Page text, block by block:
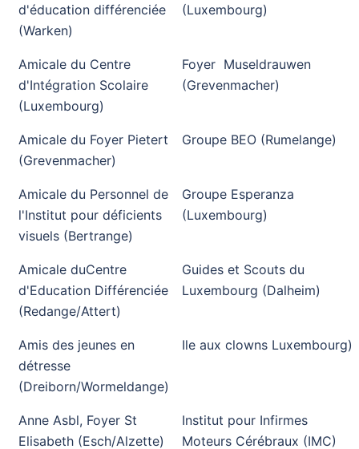
d'éducation différenciée
(Warken)
(Luxembourg)
Amicale du Centre
d'Intégration Scolaire
(Luxembourg)
Foyer Museldrauwen
(Grevenmacher)
Amicale du Foyer Pietert
(Grevenmacher)
Groupe BEO (Rumelange)
Amicale du Personnel de
l'Institut pour déficients
visuels (Bertrange)
Groupe Esperanza
(Luxembourg)
Amicale duCentre
d'Education Différenciée
(Redange/Attert)
Guides et Scouts du
Luxembourg (Dalheim)
Amis des jeunes en
détresse
(Dreiborn/Wormeldange)
Ile aux clowns Luxembourg)
Anne Asbl, Foyer St
Elisabeth (Esch/Alzette)
Institut pour Infirmes
Moteurs Cérébraux (IMC)